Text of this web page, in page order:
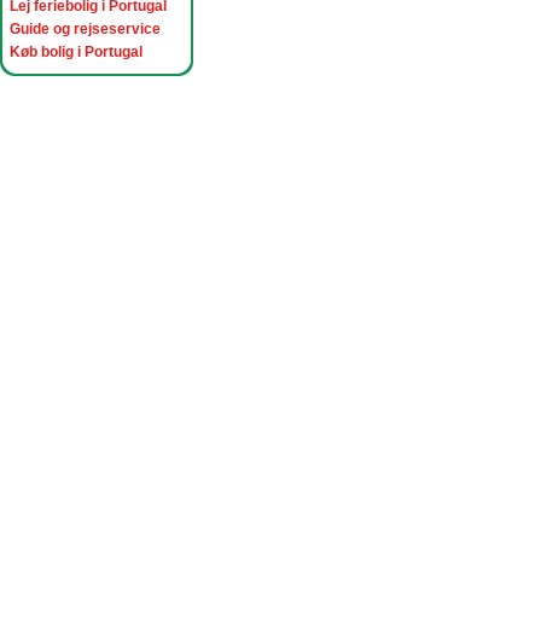
Lej feriebolig i Portugal
Guide og rejseservice
Køb bolig i Portugal